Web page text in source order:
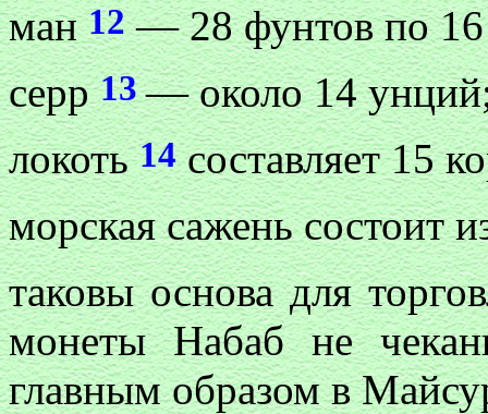
ман12— 28 фунтов по
серр13— около 14
локоть14составляет 15
морская сажень состоит
таковы основа для
монеты Набаб не
главным образом в